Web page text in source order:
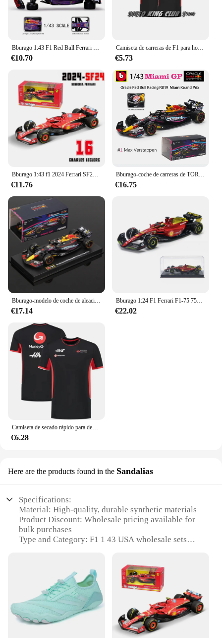
€10.70
Camiseta de carreras de F1 para hombre y mujer, camisa de manga corta transpirable, camisetas de ciclismo, Tops de secado rápido, verano, 2024
€5.73
€11.76 €16.75
Bburago-modelo de coche de aleación para niños, Oracle juguete de Red Bull Racing, Miami Grand Prix 2023, 1:43 F1 RB19, 1 # Verstappen 11 # Perez Redbull Diecast
€17.14
Bburago 1:24 F1 Ferrari F1-75 75o Aniversario # 16 Leclerc # 55 Sainz Monza italiano GP vehículo de aleación coches fundidos a presión modelo juguetes regalo
€22.02
Camiseta de secado rápido para deportes al aire libre, camisa informal de moda, estilo de equipo, gran oferta, V1, Moneygram, nueva
€6.28
Here are the products found in the Sandalias
Specifications:
Material: High-quality, durable synthetic materials
Product Discount: Wholesale pricing available for
bulk purchases
Type and Category: F1 1 43 USA wholesale sets
Typical Adaptive Scenario: Ideal for showcasing in
homes, offices, or retail spaces
Shape or Size or Weight or Quantity: Compact,
lightweight models with a scaled-down size for easy
handling